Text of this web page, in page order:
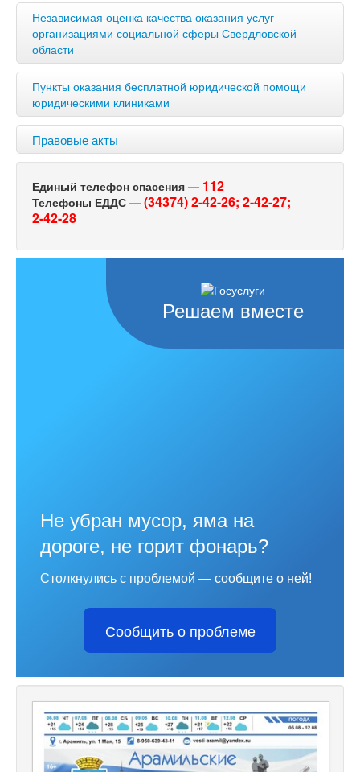
Независимая оценка качества оказания услуг
организациями социальной сферы Свердловской
области
Пункты оказания бесплатной юридической помощи
юридическими клиниками
Правовые акты
Единый телефон спасения — 112
Телефоны ЕДДС — (34374) 2-42-26; 2-42-27;
2-42-28
Решаем вместе
Не убран мусор, яма на
дороге, не горит фонарь?
Столкнулись с проблемой — сообщите о ней!
Сообщить о проблеме